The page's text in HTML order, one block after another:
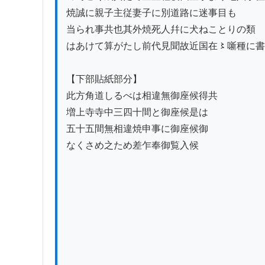
焼誠に親子主従妻子に別道路に迷事目も
当られ事共也其外焼死人幷に犬ねことりの類
はあけて算がたし前代見聞故近国在〻噺種に
【下部貼紙部分】
此方角道しるべは相違無御座候得共
増上寺寺中三四十間と御座候是は
五十五間無相違焼申事に御座候御
なくさめ之ため差乍奉御覧入候